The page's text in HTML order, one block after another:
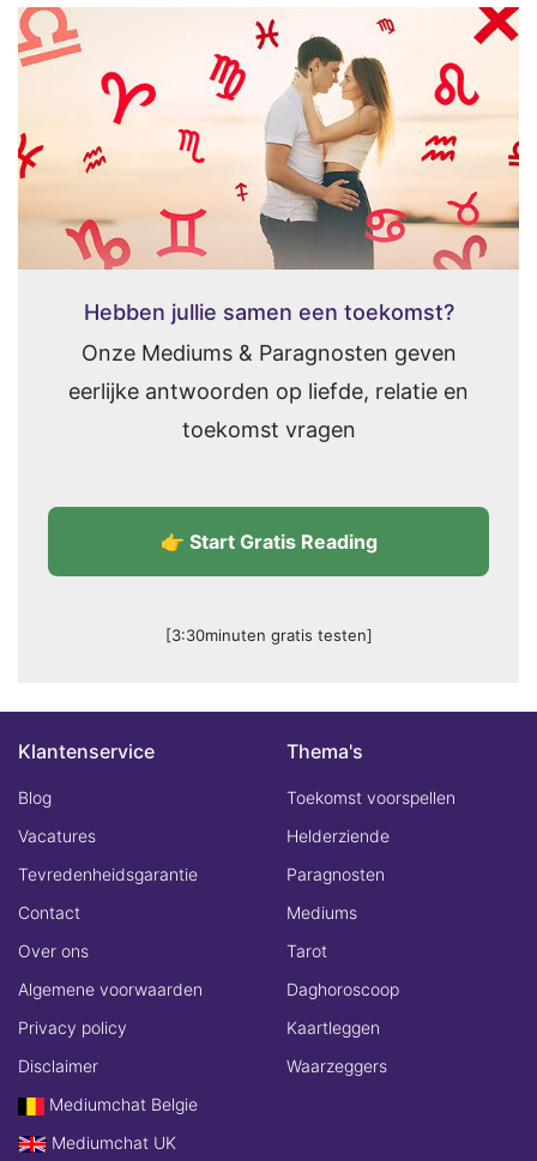
Hebben jullie samen een toekomst?
Onze Mediums & Paragnosten geven
eerlijke antwoorden op liefde, relatie en
toekomst vragen
👉 Start Gratis Reading
[3:30minuten gratis testen]
Klantenservice
Blog
Vacatures
Tevredenheidsgarantie
Contact
Over ons
Algemene voorwaarden
Privacy policy
Disclaimer
Mediumchat Belgie
Mediumchat UK
Thema's
Toekomst voorspellen
Helderziende
Paragnosten
Mediums
Tarot
Daghoroscoop
Kaartleggen
Waarzeggers